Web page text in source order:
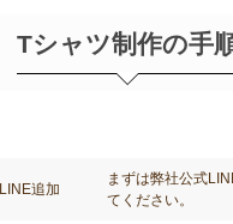
Tシャツ制作の手
LINE追加
まずは弊社公式
てください。